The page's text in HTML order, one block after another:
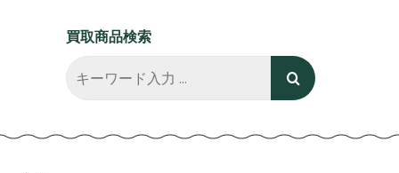
買取商品検索